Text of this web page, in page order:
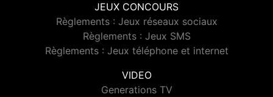
JEUX CONCOURS
Règlements : Jeux réseaux sociaux
Règlements : Jeux SMS
Règlements : Jeux téléphone et internet
VIDEO
Generations TV